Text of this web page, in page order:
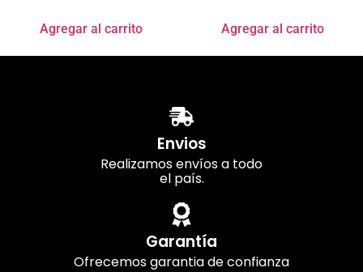
Agregar al carrito Agregar al carrito
Envios
Realizamos envíos a todo
el país.
Garantía
Ofrecemos garantia de confianza